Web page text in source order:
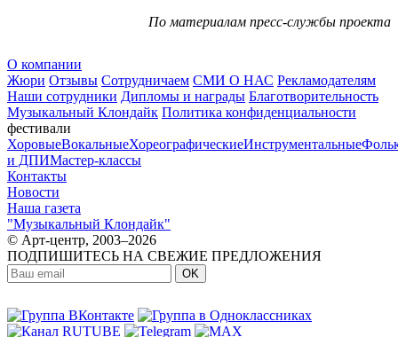
По материалам пресс-службы проекта
О компании
Жюри Отзывы Сотрудничаем СМИ О НАС Рекламодателям
Наши сотрудники Дипломы и награды Благотворительность
Музыкальный Клондайк Политика конфиденциальности
фестивали
ХоровыеВокальныеХореографическиеИнструментальные
и ДПИМастер-классы
Контакты
Новости
Наша газета
"Музыкальный Клондайк"
© Арт-центр, 2003–2026
ПОДПИШИТЕСЬ НА СВЕЖИЕ ПРЕДЛОЖЕНИЯ
OK